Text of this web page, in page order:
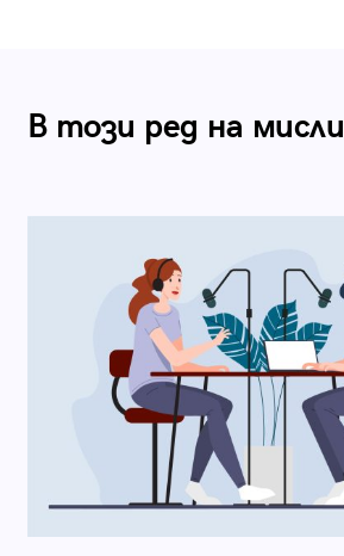
В този ред на мисли